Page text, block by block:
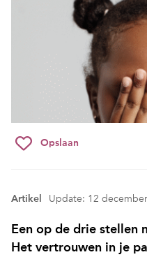
Opslaan
Artikel Update: 12
Een op de drie stellen
Het vertrouwen in je